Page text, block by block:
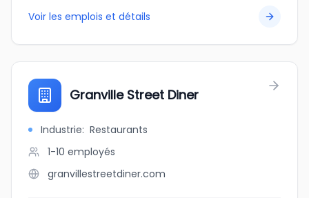
Voir les emplois et détails
Granville Street Diner
Industrie: Restaurants
1-10 employés
granvillestreetdiner.com